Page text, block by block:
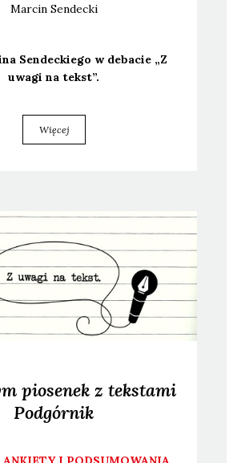
Marcin Sendecki
Sen­dec­kie­go w deba­cie „Z
uwa­gi na tekst”.
Więcej
piosenek z tekstami
Podgórnik